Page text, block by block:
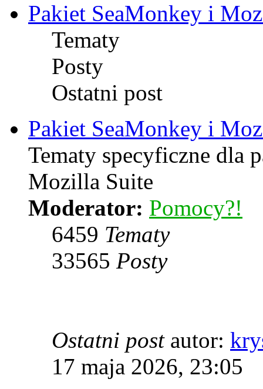
Pakiet SeaMonkey i
Tematy
Posty
Ostatni post
Pakiet SeaMonkey i
Tematy specyficzne dla
Mozilla Suite
Moderator: Pomocy?!
6459 Tematy
33565 Posty
Ostatni postautor:
17 maja 2026, 23:05